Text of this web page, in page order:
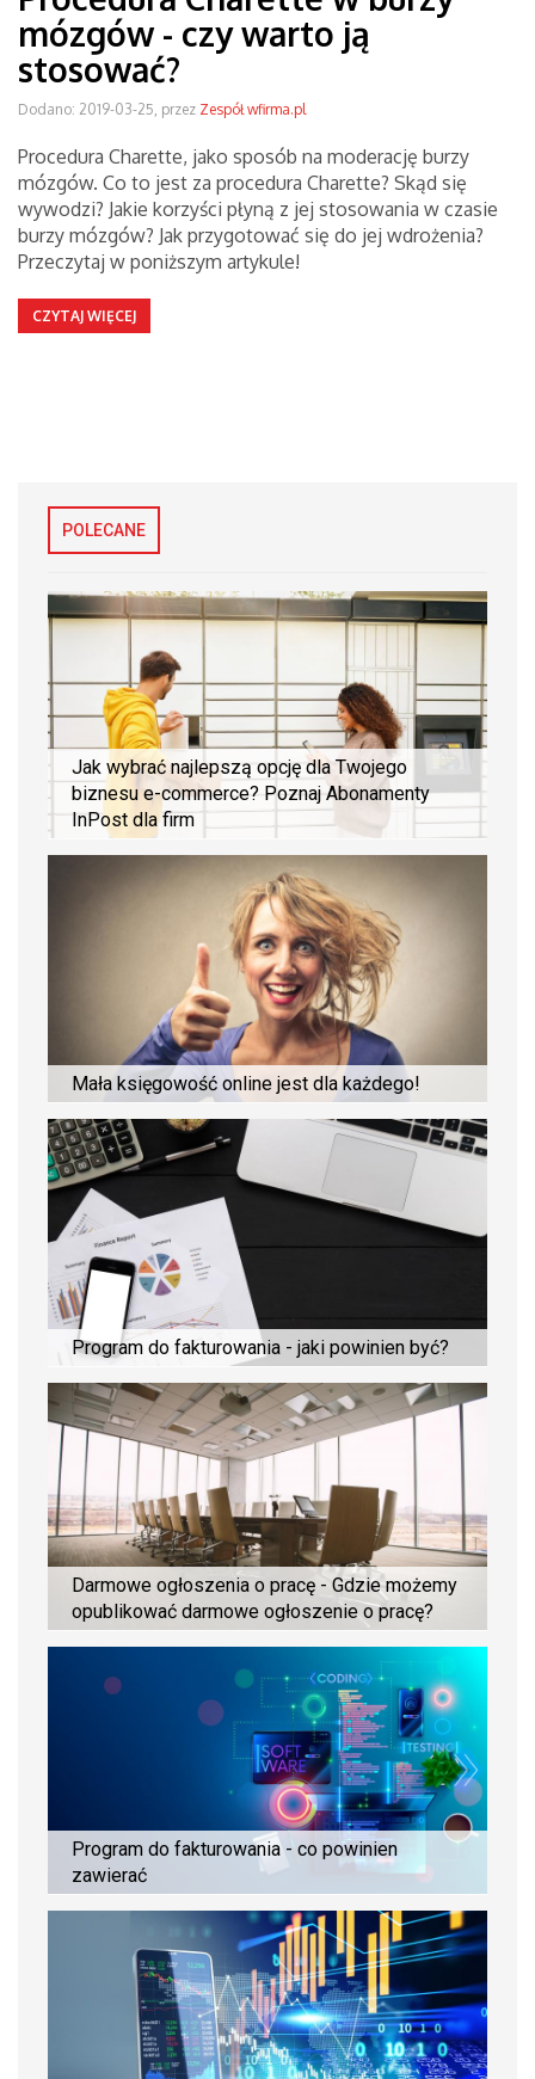
mózgów - czy warto ją
stosować?
Dodano: 2019-03-25, przez Zespół wfirma.pl
Procedura Charette, jako sposób na moderację burzy
mózgów. Co to jest za procedura Charette? Skąd się
wywodzi? Jakie korzyści płyną z jej stosowania w czasie
burzy mózgów? Jak przygotować się do jej wdrożenia?
Przeczytaj w poniższym artykule!
CZYTAJ WIĘCEJ
POLECANE
Jak wybrać najlepszą opcję dla Twojego
biznesu e-commerce? Poznaj Abonamenty
InPost dla firm
Mała księgowość online jest dla każdego!
Program do fakturowania - jaki powinien być?
Darmowe ogłoszenia o pracę - Gdzie możemy
opublikować darmowe ogłoszenie o pracę?
Program do fakturowania - co powinien
zawierać